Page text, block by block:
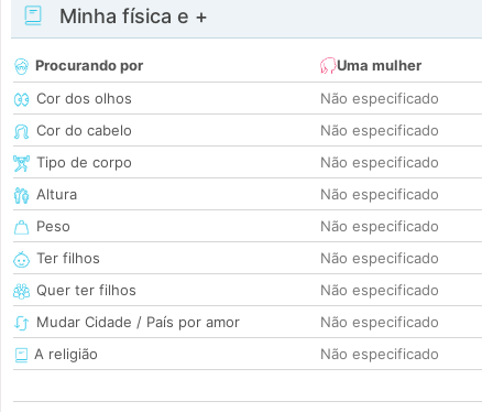
Minha física e +
Procurando por
Uma mulher
Cor dos olhos
Não especificado
Cor do cabelo
Não especificado
Tipo de corpo
Não especificado
Altura
Não especificado
Peso
Não especificado
Ter filhos
Não especificado
Quer ter filhos
Não especificado
Mudar Cidade / País por amor
Não especificado
A religião
Não especificado